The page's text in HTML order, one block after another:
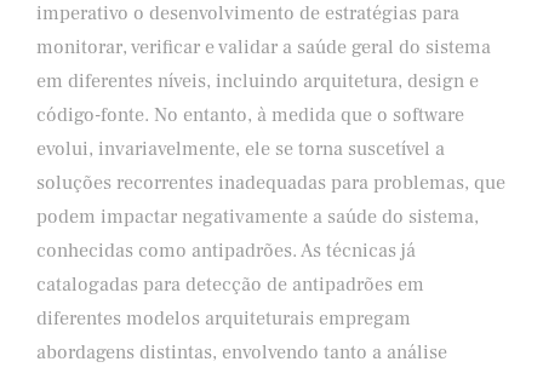
imperativo o desenvolvimento de estratégias para
monitorar, verificar e validar a saúde geral do sistema
em diferentes níveis, incluindo arquitetura, design e
código-fonte. No entanto, à medida que o software
evolui, invariavelmente, ele se torna suscetível a
soluções recorrentes inadequadas para problemas, que
podem impactar negativamente a saúde do sistema,
conhecidas como antipadrões. As técnicas já
catalogadas para detecção de antipadrões em
diferentes modelos arquiteturais empregam
abordagens distintas, envolvendo tanto a análise